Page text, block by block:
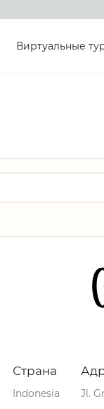
Виртуальные
Страна
Indonesia Jl.